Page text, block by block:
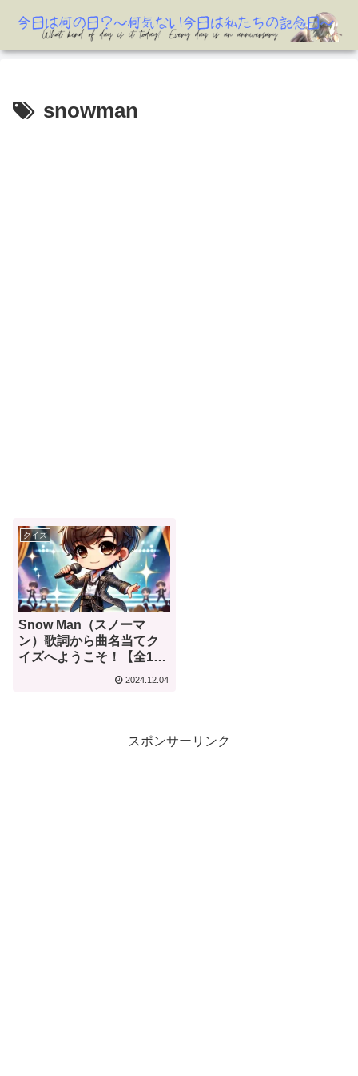
snowman
クイズ
Snow Man（スノーマ
ン）歌詞から曲名当てク
イズへようこそ！【全12
2024.12.04
スポンサーリンク